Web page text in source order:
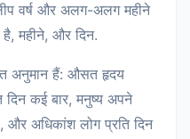
वर्ष और अलग-अलग महीने
है, महीने, और दिन.
अनुमान हैं: औसत हृदय
कई बार, मनुष्य अपने
और अधिकांश लोग प्रति दिन